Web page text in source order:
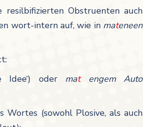
resilbifizierten Obstruenten auch
wort-intern auf, wie in mateneen
Idee‘) oder mat engem Auto
(sowohl Plosive, als auch